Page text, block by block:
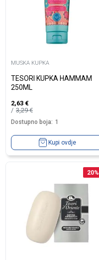
MUSKA KUPKA
TESORI KUPKA HAMMAM
250ML
2,63 €
3,29€
Dostupno boja: 1
Kupi ovdje
20%